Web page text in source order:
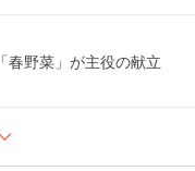
春野菜」が主役の献立